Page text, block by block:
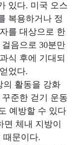
있다. 미국 오스
복용하거나 정
를 대상으로 한
음으로 30분만
식 후에 기대되
었다.
의 활동을 강화
준한 걷기 운동
예방할 수 있다
체내 지방이
때문이다.